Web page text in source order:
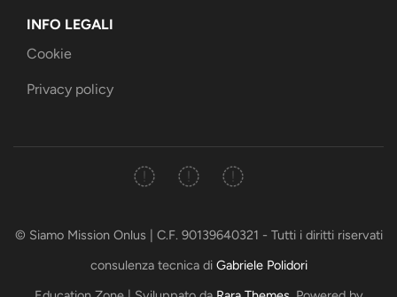
INFO LEGALI
Cookie
Privacy policy
© Siamo Mission Onlus | C.F. 90139640321 - Tutti i diritti riservati
consulenza tecnica di Gabriele Polidori